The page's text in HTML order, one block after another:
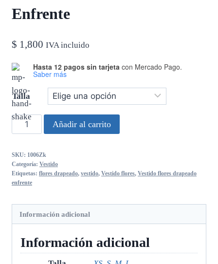
Enfrente
$ 1,800 IVA incluido
Hasta 12 pagos sin tarjeta con Mercado Pago.
Saber más
Talla
Vestido
Flores
Enfrente
cantidad
Añadir al carrito
SKU: 1006Zk
Categoría: Vestido
Etiquetas: flores drapeado, vestido, Vestido flores, Vestido flores drapeado
enfrente
Información adicional
Información adicional